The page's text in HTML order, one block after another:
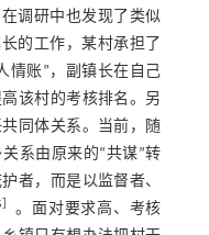
调研中也发现了类似
的工作，某村承担了
情账”，副镇长在自己
该村的考核排名。另
同体关系。当前，随
系由原来的“共谋”转
者，而是以监督者、
。面对要求高、考核